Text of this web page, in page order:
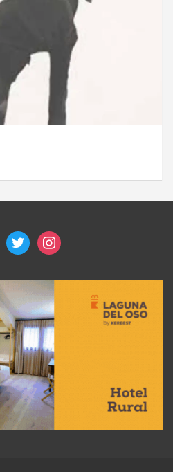
twitterinstagram